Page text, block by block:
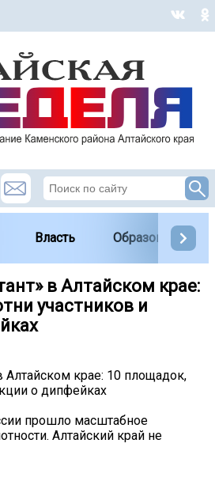
Власть Образование
в Алтайском крае:
участников и
Алтайском крае: 10 площадок,
о дипфейках
прошло масштабное
Алтайский край не